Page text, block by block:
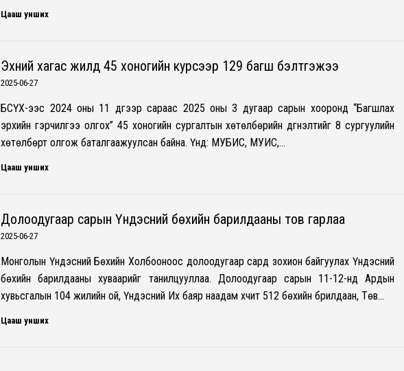
Цааш унших
Эхний хагас жилд 45 хоногийн курсээр 129 багш бэлтгэжээ
2025-06-27
БСҮХ-ээс 2024 оны 11 дүгээр сараас 2025 оны 3 дугаар сарын хооронд “Багшлах
эрхийн гэрчилгээ олгох” 45 хоногийн сургалтын хөтөлбөрийн дүгнэлтийг 8 сургуулийн
хөтөлбөрт олгож баталгаажуулсан байна. Үүнд: МУБИС, МУИС,…
Цааш унших
Долоодугаар сарын Үндэсний бөхийн барилдааны тов гарлаа
2025-06-27
Монголын Үндэсний Бөхийн Холбооноос долоодугаар сард зохион байгуулах Үндэсний
бөхийн барилдааны хуваарийг танилцууллаа. Долоодугаар сарын 11-12-нд Ардын
хувьсгалын 104 жилийн ой, Үндэсний Их баяр наадам хүчит 512 бөхийн брилдаан, Төв…
Цааш унших